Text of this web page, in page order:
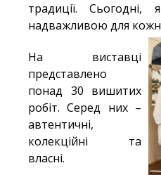
традиції.
надважливою для
На виставці
представлено
понад 30 вишитих
робіт. Серед них –
автентичні,
колекційні та
власні.